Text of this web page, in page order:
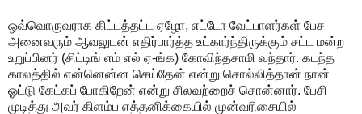
ஒவ்வொருவராக கிட்டத்தட்ட ஏழோ, எட்டோ வேட்பாளர்கள் பேச
அனைவரும் ஆவலுடன் எதிர்பார்த்த உட்கார்ந்திருக்கும் சட்ட மன்ற
உறுப்பினர் (சிட்டிங் எம் எல் ஏ-ங்க) கோவிந்தசாமி வந்தார். கடந்த
காலத்தில் என்னென்ன செய்தேன் என்று சொல்லித்தான் நான்
ஓட்டு கேட்கப் போகிறேன் என்று சிலவற்றைச் சொன்னார். பேசி
முடித்து அவர் கிளம்ப எத்தனிக்கையில் முன்வரிசையில்